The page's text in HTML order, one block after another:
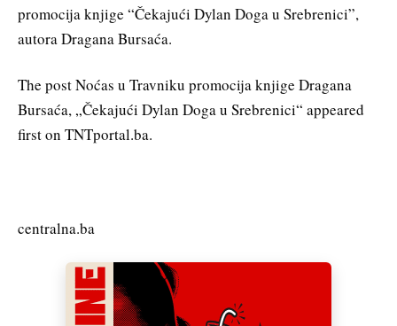
promocija knjige “Čekajući Dylan Doga u Srebrenici”,
autora Dragana Bursaća.
The post Noćas u Travniku promocija knjige Dragana
Bursaća, „Čekajući Dylan Doga u Srebrenici“ appeared
first on TNTportal.ba.
centralna.ba